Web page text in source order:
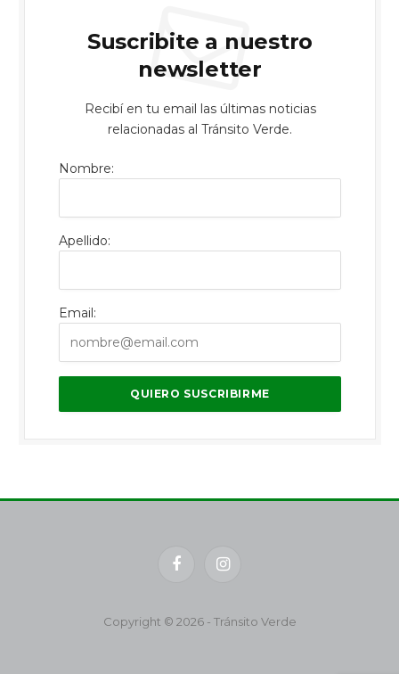
Suscribite a nuestro
newsletter
Recibí en tu email las últimas noticias
relacionadas al Tránsito Verde.
Nombre:
Apellido:
Email:
FacebookInstagram
Copyright © 2026 - Tránsito Verde